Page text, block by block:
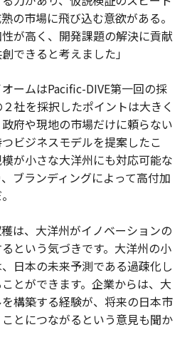
の市場に飛び込む意欲がある。
が高く、開発課題の解決に貢献
できると考えました」
ームはPacific-DIVE第一回の採
社を採択したポイントは大きく
府や現地の市場だけに頼らない
ビジネスモデルを提案したこ
が小さな大洋州にも対応可能な
ブランディングによって高付加
穫は、大洋州がイノベーションの
という気づきです。大洋州の小
日本の未来予測である過疎化し
とができます。企業からは、大
構築する経験が、将来の日本市
とにつながるという意見も聞か